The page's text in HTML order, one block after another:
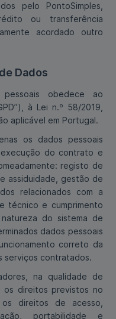
pelo PontoSimples,
ou transferência
acordado outro
Dados
obedece ao
à Lei n.º 58/2019,
aplicável em Portugal.
os dados pessoais
do contrato e
registo de
assiduidade, gestão de
relacionados com a
técnico e cumprimento
do sistema de
dados pessoais
correto da
serviços contratados.
na qualidade de
os direitos previstos no
direitos de acesso,
portabilidade e